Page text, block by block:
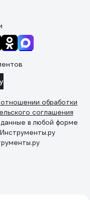
обработки
соглашения
в любой форме